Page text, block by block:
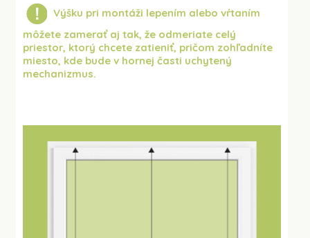
Výšku pri montáži lepením alebo vŕtaním
môžete zamerať aj tak, že odmeriate celý
priestor, ktorý chcete zatieniť, pričom zohľadníte
miesto, kde bude v hornej časti uchytený
mechanizmus.